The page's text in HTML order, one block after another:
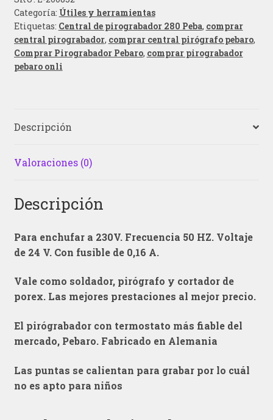
Categoría: Útiles y herramientas
Etiquetas: Central de pirograbador 280 Peba, comprar
central pirograbador, comprar central pirógrafo pebaro,
Comprar Pirograbador Pebaro, comprar pirograbador
pebaro onli
Descripción
Valoraciones (0)
Descripción
Para enchufar a 230V. Frecuencia 50 HZ. Voltaje
de 24 V. Con fusible de 0,16 A.
Vale como soldador, pirógrafo y cortador de
porex. Las mejores prestaciones al mejor precio.
El pirógrabador con termostato más fiable del
mercado, Pebaro. Fabricado en Alemania
Las puntas se calientan para grabar por lo cuál
no es apto para niños